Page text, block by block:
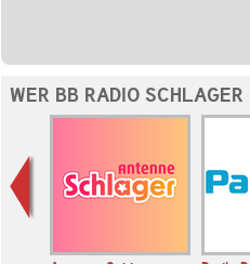
WER BB RADIO